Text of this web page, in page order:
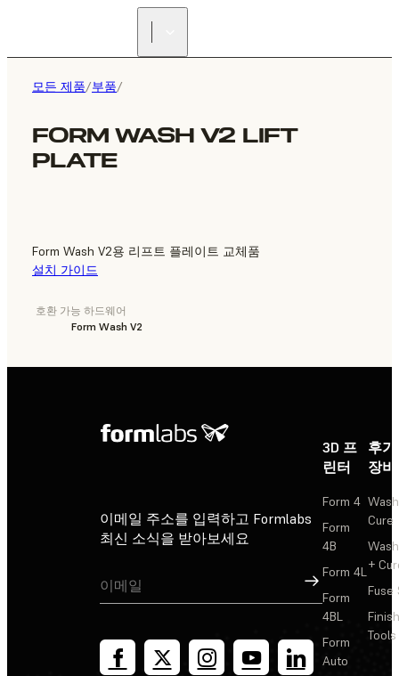
모든 제품/부품/
FORM WASH V2 LIFT
PLATE
Form Wash V2용 리프트 플레이트 교체품
설치 가이드
호환 가능 하드웨어
Form Wash V2
이메일 주소를 입력하고 Formlabs
최신 소식을 받아보세요
가입
3D 프
린터
Form 4
Form
4B
Form 4L
Form
4BL
Form
Auto
후
장비
Cure
+
Fuse
Tools